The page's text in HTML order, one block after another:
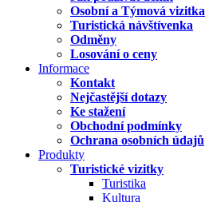
Osobní a Týmová vizitka
Turistická návštívenka
Odměny
Losování o ceny
Informace
Kontakt
Nejčastější dotazy
Ke stažení
Obchodní podmínky
Ochrana osobních údajů
Produkty
Turistické vizitky
Turistika
Kultura